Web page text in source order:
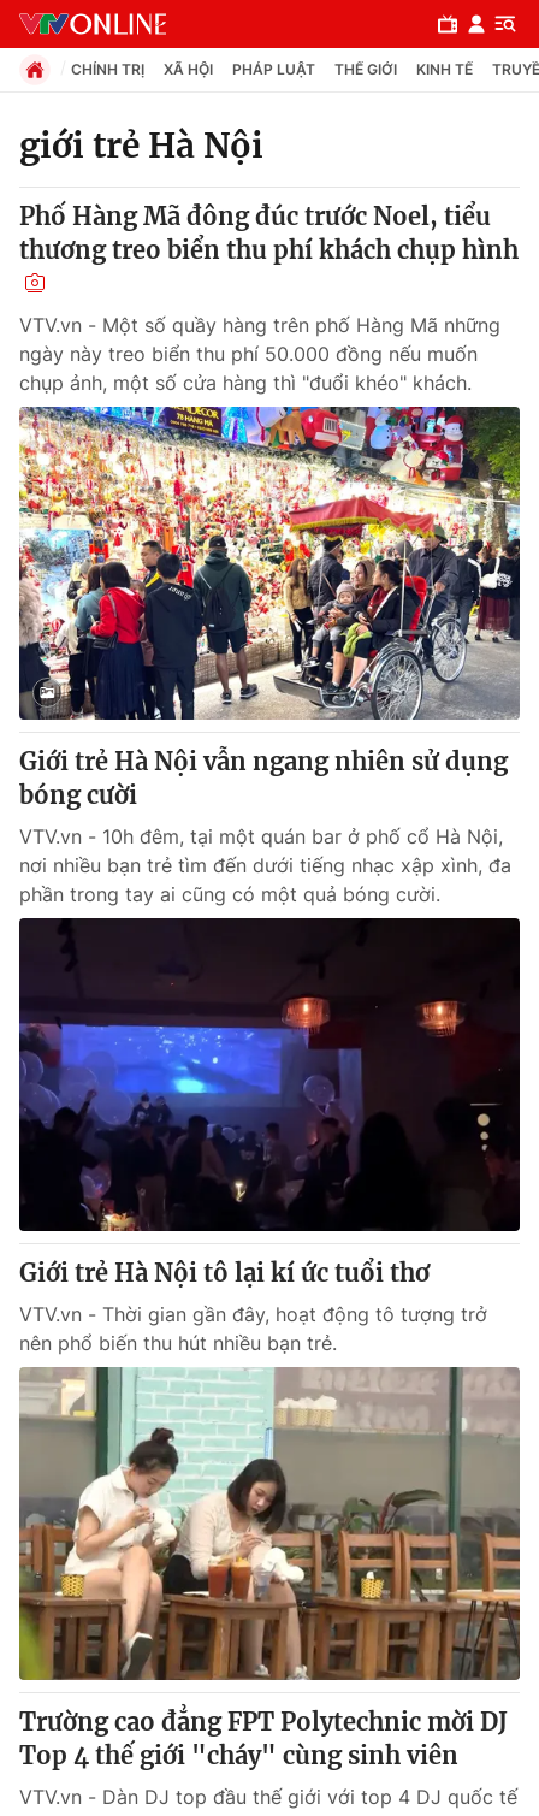
Chuyên mục
Chính trị
Pháp luật
Y tế
Thế giới
Tin tức
Thế giới đó đây
Câu chuyện quốc tế
Kinh tế
Tài chính
Thị trường
Góc doanh nghiệp
Dữ liệu và đời sống
Truyền hình
Phim VTV
Hậu trường
Nhân vật
Khán giả
Giải sao mai
Giải trí
Điện ảnh
Âm nhạc
Đời sống
Du lịch
Làm đẹp
Chất lượng cuộc sống
Giáo dục
Học trực tuyến
Công nghệ
Hitech Công nghệ tương lai
Sản phẩm
Thị trường
Tư vấn
Giao lưu trực tuyến
Lịch phát sóng
Chuyên mục khác
Emagazine Podcast
Photo Infographic
Video Shorts video
VTV Money VTV Thể thao
VTV Sức khoẻ Bất động sản
Thị trường 24h Tấm lòng Việt
VTV4 Vươn mình bằng AI
VTV9 VTV8
CHÍNH TRỊ XÃ HỘI PHÁP LUẬT THẾ GIỚI KINH TẾ
giới trẻ Hà Nội
Phố Hàng Mã đông đúc trước Noel, tiểu
thương treo biển thu phí khách chụp hình
VTV.vn - Một số quầy hàng trên phố Hàng Mã những
ngày này treo biển thu phí 50.000 đồng nếu muốn
chụp ảnh, một số cửa hàng thì "đuổi khéo" khách.
Giới trẻ Hà Nội vẫn ngang nhiên sử dụng
bóng cười
VTV.vn - 10h đêm, tại một quán bar ở phố cổ Hà Nội,
nơi nhiều bạn trẻ tìm đến dưới tiếng nhạc xập xình, đa
phần trong tay ai cũng có một quả bóng cười.
Giới trẻ Hà Nội tô lại kí ức tuổi thơ
VTV.vn - Thời gian gần đây, hoạt động tô tượng trở
nên phổ biến thu hút nhiều bạn trẻ.
Trường cao đẳng FPT Polytechnic mời DJ
Top 4 thế giới "cháy" cùng sinh viên
VTV.vn - Dàn DJ top đầu thế giới với top 4 DJ quốc tế